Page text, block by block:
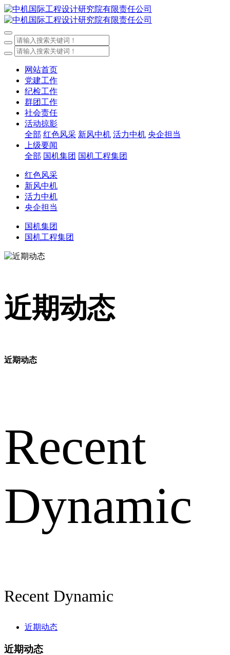
网站首页
党建工作
纪检工作
群团工作
社会责任
活动掠影
全部 红色风采 新风中机 活力中机 央企担当
上级要闻
全部 国机集团 国机工程集团
红色风采
新风中机
活力中机
央企担当
国机集团
国机工程集团
近期动态
近期动态
Recent
Dynamic
Recent Dynamic
近期动态
近期动态